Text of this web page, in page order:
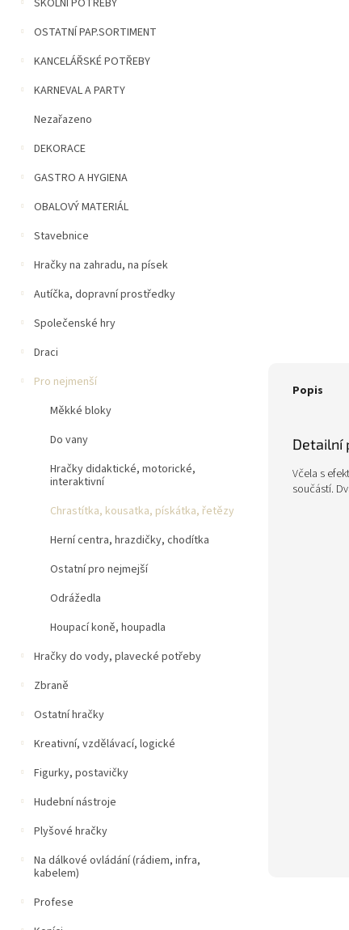
p
a
e
ŠKOLNÍ POTŘEBY
OSTATNÍ PAP.SORTIMENT
KANCELÁŘSKÉ POTŘEBY
KARNEVAL A PARTY
Nezařazeno
DEKORACE
GASTRO A HYGIENA
OBALOVÝ MATERIÁL
Stavebnice
Hračky na zahradu, na písek
Autíčka, dopravní prostředky
Společenské hry
Draci
Pro nejmenší
Měkké bloky
Do vany
Hračky didaktické, motorické,
interaktivní
Chrastítka, kousatka, pískátka, řetězy
Herní centra, hrazdičky, chodítka
Ostatní pro nejmejší
Odrážedla
Houpací koně, houpadla
Hračky do vody, plavecké potřeby
Zbraně
Ostatní hračky
Kreativní, vzdělávací, logické
Figurky, postavičky
Hudební nástroje
Plyšové hračky
Na dálkové ovládání (rádiem, infra,
kabelem)
Profese
Popis
Detailní
Včela s
součástí.